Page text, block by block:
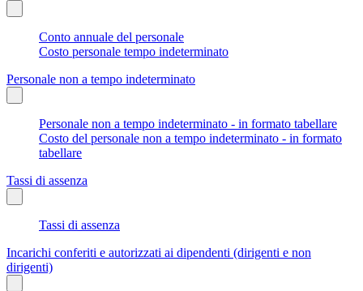
Conto annuale del personale
Costo personale tempo indeterminato
Personale non a tempo indeterminato
Personale non a tempo indeterminato - in formato tabellare
Costo del personale non a tempo indeterminato - in formato
tabellare
Tassi di assenza
Tassi di assenza
Incarichi conferiti e autorizzati ai dipendenti (dirigenti e non
dirigenti)